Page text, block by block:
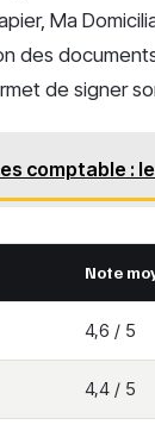
Ma
des
de signer
comptable :
Note
4,6 / 5
4,4 / 5